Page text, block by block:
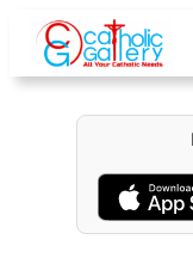
content